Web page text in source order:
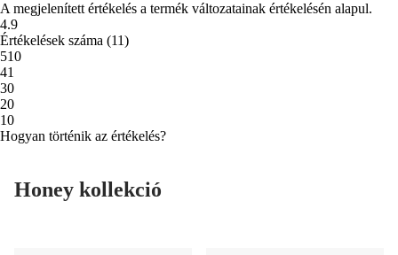
A megjelenített értékelés a termék változatainak értékelésén alapul.
4.9
Értékelések száma (11)
510
41
30
20
10
Hogyan történik az értékelés?
Honey kollekció